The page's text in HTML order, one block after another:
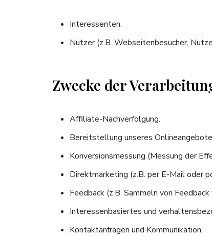
Interessenten.
Nutzer (z.B. Webseitenbesucher,
Zwecke der
Affiliate-Nachverfolgung.
Bereitstellung unseres
Konversionsmessung (Messung der
Direktmarketing (z.B. per E-Mail oder
Feedback (z.B. Sammeln von
Interessenbasiertes und
Kontaktanfragen und Kommunikation.